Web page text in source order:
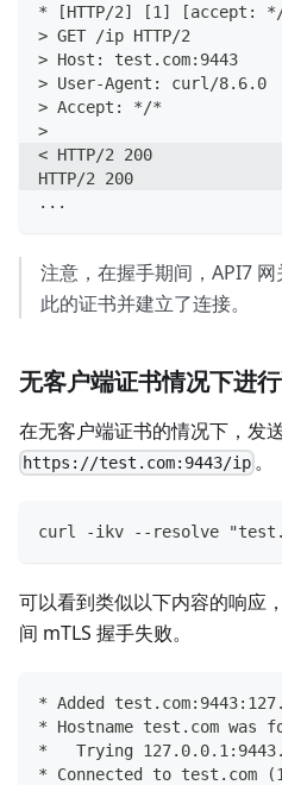
* [HTTP/2] [1] [accept:
> GET /ip HTTP/2
> Host: test.com:9443
> User-Agent: curl/8.6.0
> Accept: */*
>
< HTTP/2 200
HTTP/2 200
...
注意，在握手期间，API7
此的证书并建立了连接。
无客户端证书情况下进
在无客户端证书的情况下，发
https://test.com:9443/ip 。
curl -ikv --resolve
可以看到类似以下内容的响应
间 mTLS 握手失败。
* Added
* Hostname test.com was
*   Trying
* Connected to test.com